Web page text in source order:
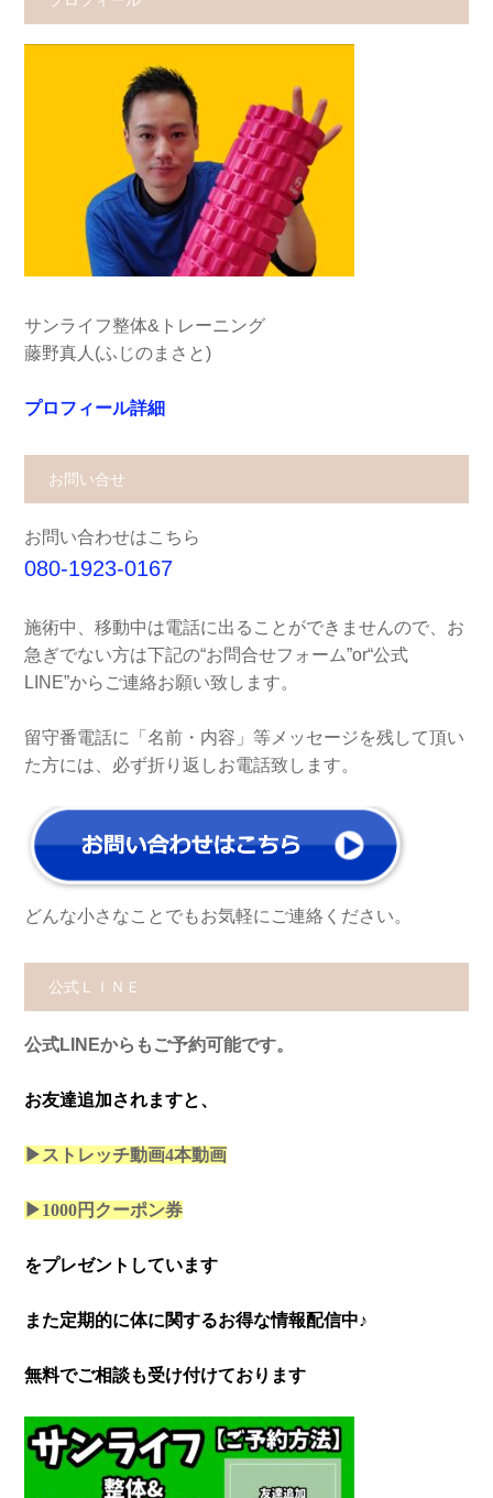
サンライフ整体&トレーニング
藤野真人(ふじのまさと)
プロフィール詳細
お問い合せ
お問い合わせはこちら
080-1923-0167
施術中、移動中は電話に出ることができませんので、お
急ぎでない方は下記の“お問合せフォーム”or“公式
LINE”からご連絡お願い致します。
留守番電話に「名前・内容」等メッセージを残して頂い
た方には、必ず折り返しお電話致します。
どんな小さなことでもお気軽にご連絡ください。
公式ＬＩＮＥ
公式LINEからもご予約可能です。
お友達追加されますと、
▶ストレッチ動画4本動画
▶1000円クーポン券
をプレゼントしています
また定期的に体に関するお得な情報配信中♪
無料でご相談も受け付けております